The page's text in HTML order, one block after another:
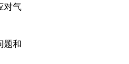
对气
题和